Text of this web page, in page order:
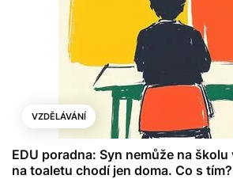
VZDĚLÁVÁNÍ
EDU poradna: Syn nemůže na
na toaletu chodí jen doma. Co s tím?